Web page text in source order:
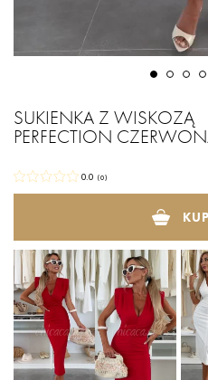
SUKIENKA Z WISKOZĄ
PERFECTION
0.0 (0)